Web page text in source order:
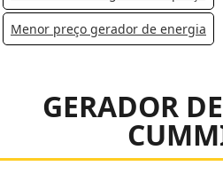
Menor preço gerador de energia
GERADOR